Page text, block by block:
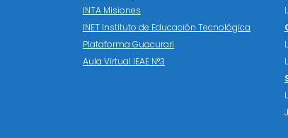
INTA Misiones
INET Instituto de Educación Tecnológica
Plataforma Guacurari
Aula Virtual IEAE N°3